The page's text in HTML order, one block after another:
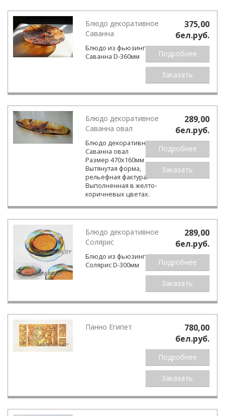
Блюдо декоративное
Саванна
Блюдо из фьюзинга
Саванна D-360мм
375,00
бел.pуб.
Подробнее
Заказать
Блюдо декоративное
Саванна овал
Блюдо декоративное
Саванна овал
Размер 470х160мм
Вытянутая форма,
рельефная фактура.
Выполненная в желто-
коричневых цветах.
289,00
бел.pуб.
Подробнее
Заказать
Блюдо декоративное
Солярис
Блюдо из фьюзинга
Солярис D-300мм
289,00
бел.pуб.
Подробнее
Заказать
Панно Египет
780,00
бел.pуб.
Подробнее
Заказать